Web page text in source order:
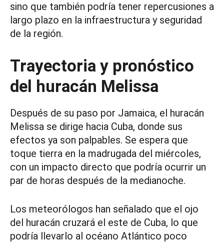
sino que también podría tener repercusiones a
largo plazo en la infraestructura y seguridad
de la región.
Trayectoria y pronóstico
del huracán Melissa
Después de su paso por Jamaica, el huracán
Melissa se dirige hacia Cuba, donde sus
efectos ya son palpables. Se espera que
toque tierra en la madrugada del miércoles,
con un impacto directo que podría ocurrir un
par de horas después de la medianoche.
Los meteorólogos han señalado que el ojo
del huracán cruzará el este de Cuba, lo que
podría llevarlo al océano Atlántico poco